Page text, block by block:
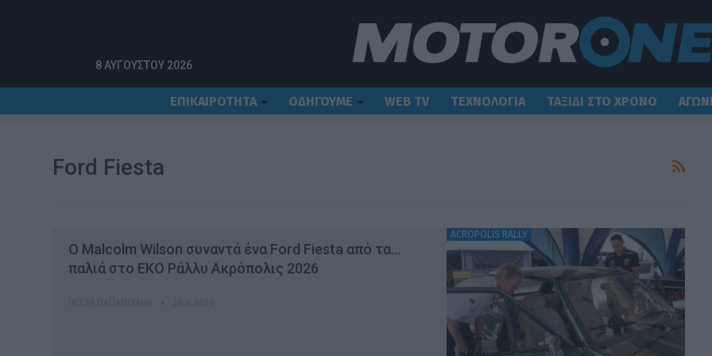
8 ΑΥΓΟΎΣΤΟΥ 2026
ΕΠΙΚΑΙΡΟΤΗΤΑ ΟΔΗΓΟΥΜΕ WEB TV ΤΕΧΝΟΛΟΓΙΑ ΤΑΞΙΔΙ ΣΤΟ ΧΡΟΝΟ
Ford Fiesta
ACROPOLIS RALLY
Ο Malcolm Wilson συναντά ένα Ford Fiesta από τα…
παλιά στο EKO Ράλλυ Ακρόπολις 2026